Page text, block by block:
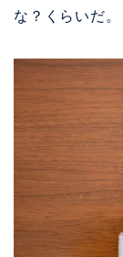
な？くらいだ。